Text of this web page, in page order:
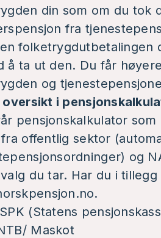
din som om du tok
fra
folketrygdutbetalingen
å ta ut den. Du får
og
oversikt i
pensjonskalkulator
offentlig sektor
og
du tar. Har du i
.
(Statens
Maskot